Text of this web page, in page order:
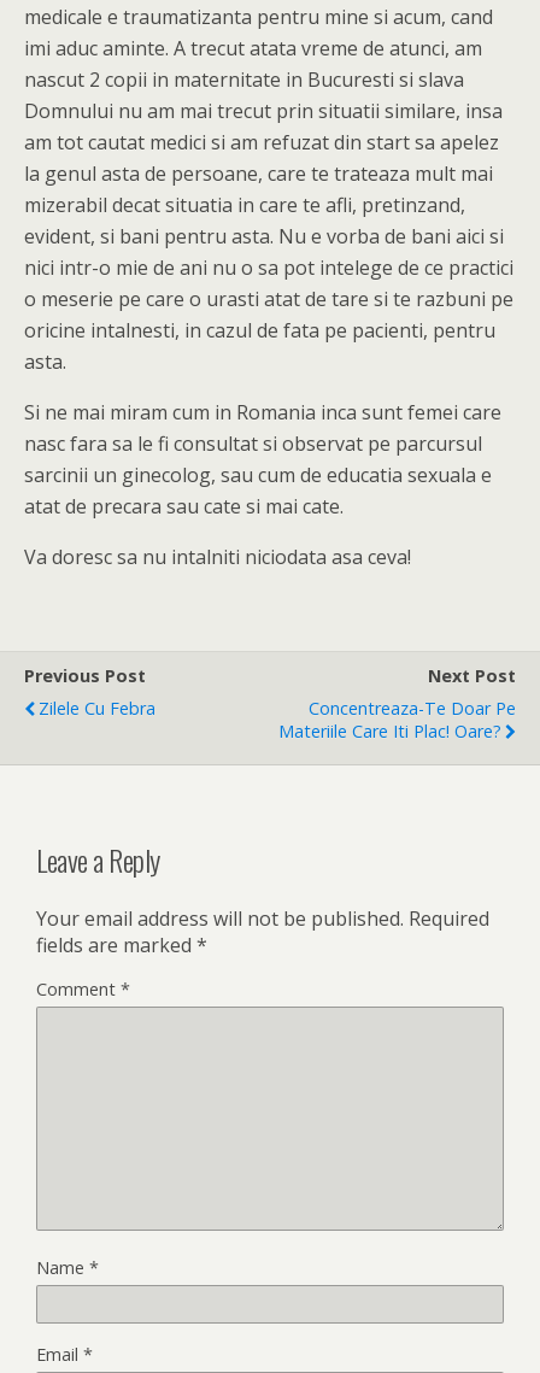
medicale e traumatizanta pentru mine si acum, cand
imi aduc aminte. A trecut atata vreme de atunci, am
nascut 2 copii in maternitate in Bucuresti si slava
Domnului nu am mai trecut prin situatii similare, insa
am tot cautat medici si am refuzat din start sa apelez
la genul asta de persoane, care te trateaza mult mai
mizerabil decat situatia in care te afli, pretinzand,
evident, si bani pentru asta. Nu e vorba de bani aici si
nici intr-o mie de ani nu o sa pot intelege de ce practici
o meserie pe care o urasti atat de tare si te razbuni pe
oricine intalnesti, in cazul de fata pe pacienti, pentru
asta.
Si ne mai miram cum in Romania inca sunt femei care
nasc fara sa le fi consultat si observat pe parcursul
sarcinii un ginecolog, sau cum de educatia sexuala e
atat de precara sau cate si mai cate.
Va doresc sa nu intalniti niciodata asa ceva!
Previous Post
Zilele Cu Febra
Next Post
Concentreaza-Te Doar Pe
Materiile Care Iti Plac! Oare?
Leave a Reply
Your email address will not be published. Required
fields are marked *
Comment *
Name *
Email *